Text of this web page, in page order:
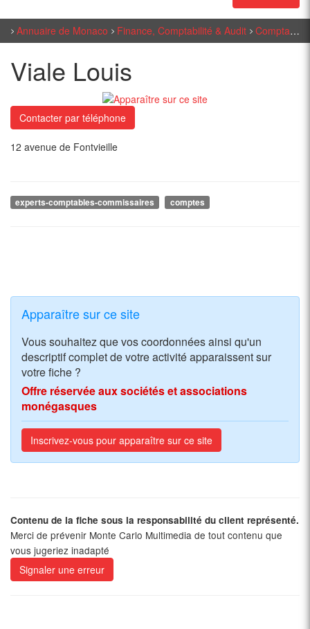
Annuaire de Monaco Finance, Comptabilité & Audit Comptabilité - Gestion
Viale Louis
Contacter par téléphone
12 avenue de Fontvieille
experts-comptables-commissaires comptes
Apparaître sur ce site
Vous souhaitez que vos coordonnées ainsi qu'un
descriptif complet de votre activité apparaissent sur
votre fiche ?
Offre réservée aux sociétés et associations
monégasques
Inscrivez-vous pour apparaître sur ce site
Contenu de la fiche sous la responsabilité du client représenté.
Merci de prévenir Monte Carlo Multimedia de tout contenu que
vous jugeriez inadapté
Signaler une erreur